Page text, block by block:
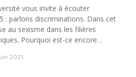
vous invite à écouter
: parlons discriminations. Dans cet
au sexisme dans les filières
Pourquoi est-ce encore…
2021